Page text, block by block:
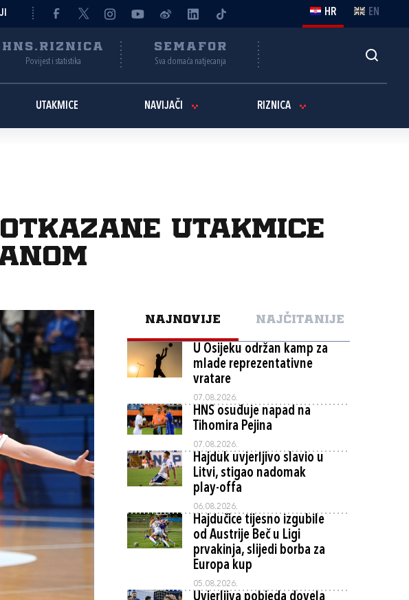
HR EN
HNS.RIZNICA
Povijest i statistika
SEMAFOR
Sva domaća natjecanja
UTAKMICE NAVIJAČI RIZNICA
utakmice
NAJNOVIJE NAJČITANIJE
U Osijeku održan kamp za
mlade reprezentativne
vratare
07.08.2026.
HNS osuđuje napad na
Tihomira Pejina
07.08.2026.
Hajduk uvjerljivo slavio u
Litvi, stigao nadomak
play-offa
06.08.2026.
Hajdučice tijesno izgubile
od Austrije Beč u Ligi
prvakinja, slijedi borba za
Europa kup
05.08.2026.
Uvjerljiva pobjeda dovela